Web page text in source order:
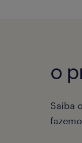
o
Saiba